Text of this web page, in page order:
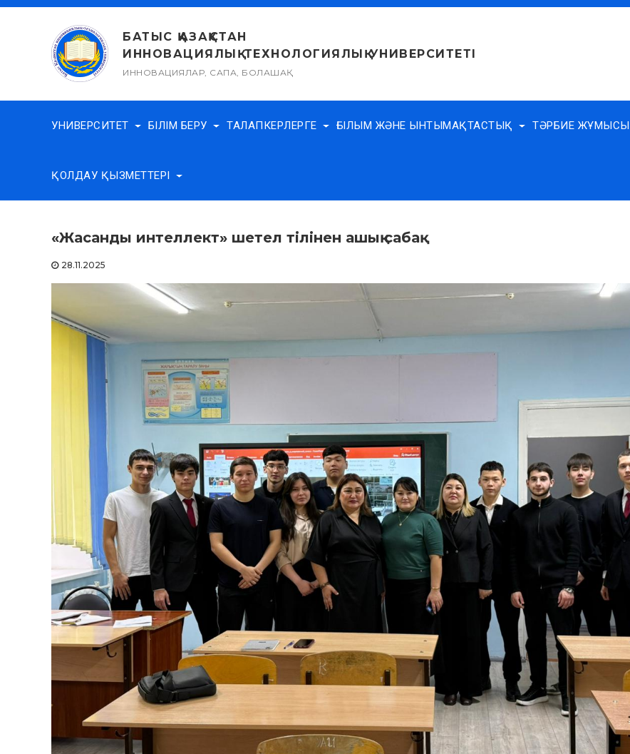
Skip
БАТЫС ҚАЗАҚСТАН
ИННОВАЦИЯЛЫҚ-ТЕХНОЛОГИЯЛЫҚ УНИВЕРСИТЕТІ
ИННОВАЦИЯЛАР, САПА, БОЛАШАҚ
УНИВЕРСИТЕТ БІЛІМ БЕРУ ТАЛАПКЕРЛЕРГЕ ҒЫЛЫМ ЖӘНЕ ЫНТЫМАҚТАСТЫҚ ТӘРБИЕ ЖҰМЫСЫ
ҚОЛДАУ ҚЫЗМЕТТЕРІ
«Жасанды интеллект» шетел тілінен ашық сабақ
28.11.2025